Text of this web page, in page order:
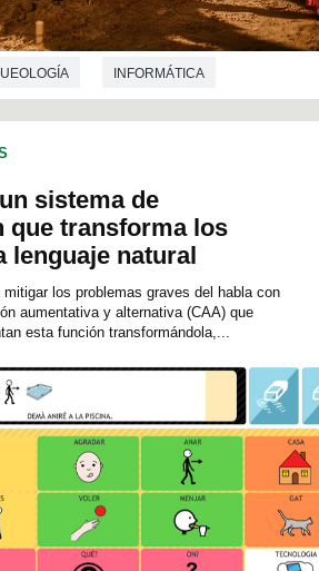
INFORMÁTICA
sistema de
que transforma los
lenguaje natural
los problemas graves del habla con
aumentativa y alternativa (CAA) que
esta función transformándola,...